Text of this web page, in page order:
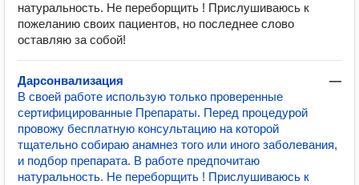
натуральность. Не переборщить ! Прислушиваюсь к
пожеланию своих пациентов, но последнее слово
оставляю за собой!
Дарсонвализация
—
В своей работе использую только проверенные
сертифицированные Препараты. Перед процедурой
провожу бесплатную консультацию на которой
тщательно собираю анамнез того или иного заболевания,
и подбор препарата. В работе предпочитаю
натуральность. Не переборщить ! Прислушиваюсь к